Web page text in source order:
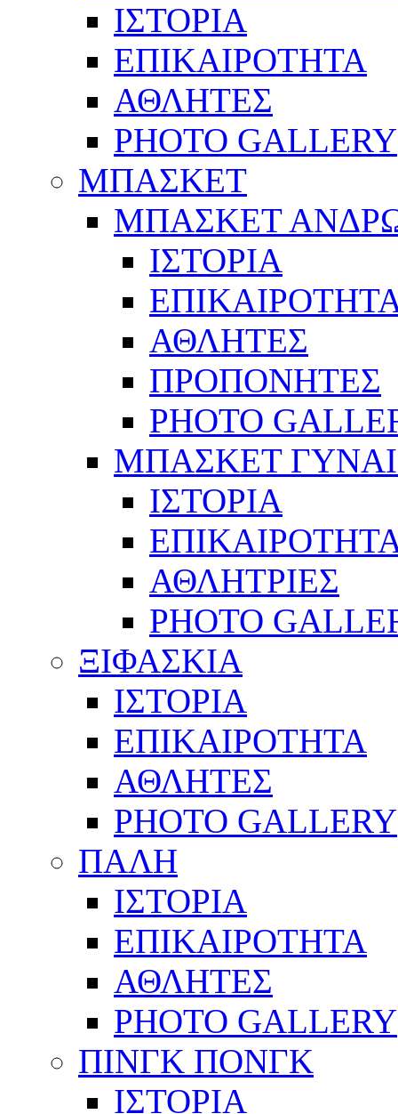
ΙΣΤΟΡΙΑ
ΕΠΙΚΑΙΡΟΤΗΤΑ
ΑΘΛΗΤΕΣ
PHOTO GALLERY
ΜΠΑΣΚΕΤ
ΜΠΑΣΚΕΤ
ΙΣΤΟΡΙΑ
ΑΘΛΗΤΕΣ
ΠΡΟΠΟΝΗΤΕΣ
PHOTO
ΜΠΑΣΚΕΤ
ΙΣΤΟΡΙΑ
ΑΘΛΗΤΡΙΕΣ
PHOTO
ΞΙΦΑΣΚΙΑ
ΙΣΤΟΡΙΑ
ΕΠΙΚΑΙΡΟΤΗΤΑ
ΑΘΛΗΤΕΣ
PHOTO GALLERY
ΠΑΛΗ
ΙΣΤΟΡΙΑ
ΕΠΙΚΑΙΡΟΤΗΤΑ
ΑΘΛΗΤΕΣ
PHOTO GALLERY
ΠΙΝΓΚ ΠΟΝΓΚ
ΙΣΤΟΡΙΑ